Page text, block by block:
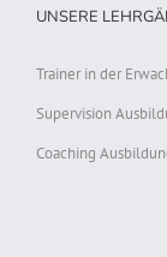
UNSERE
Trainer in der
Supervision
Coaching